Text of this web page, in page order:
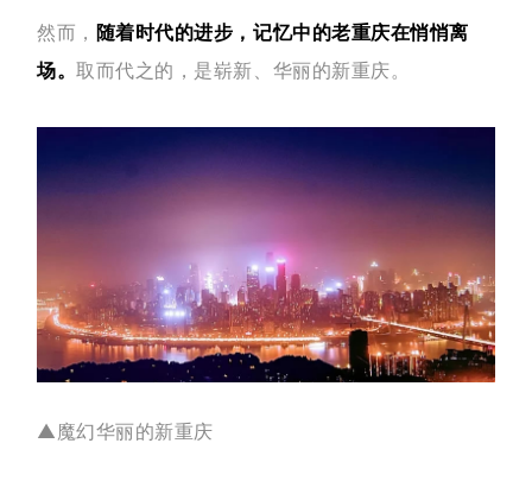
关于投稿
广告投放
关于我们
联系我们
然而， 随着时代的进步，记忆中的老重庆在悄悄离
场。取而代之的，是崭新、华丽的新重庆。
▲魔幻华丽的新重庆